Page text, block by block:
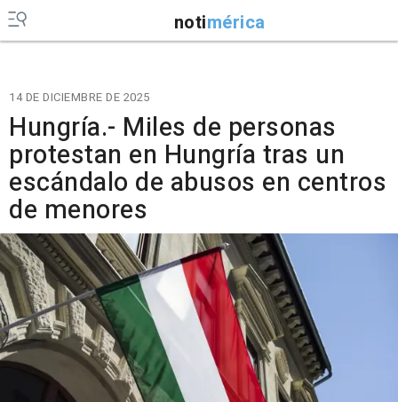
notimérica
14 DE DICIEMBRE DE 2025
Hungría.- Miles de personas
protestan en Hungría tras un
escándalo de abusos en centros
de menores